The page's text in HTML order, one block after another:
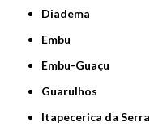
Diadema
Embu
Embu-Guaçu
Guarulhos
Itapecerica da Serra